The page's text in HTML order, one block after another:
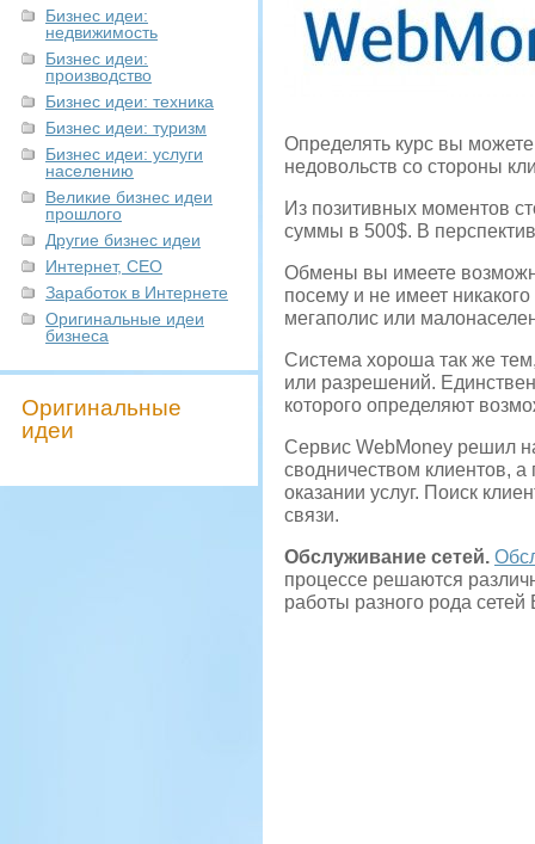
Бизнес идеи:
недвижимость
Бизнес идеи:
производство
Бизнес идеи: техника
Бизнес идеи: туризм
Бизнес идеи: услуги
населению
Великие бизнес идеи
прошлого
Другие бизнес идеи
Интернет, СЕО
Заработок в Интернете
Оригинальные идеи
бизнеса
Оригинальные
идеи
Определять курс вы
недовольств со стороны
Из позитивных моментов
суммы в 500$. В
Обмены вы имеете
посему и не имеет
мегаполис или
Система хороша так же
или разрешений.
которого определяют
Сервис WebMoney решил
сводничеством клиентов,
оказании услуг. Поиск
связи.
Обслуживание сетей.
процессе решаются
работы разного рода